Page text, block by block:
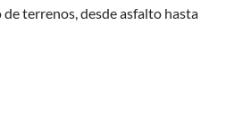
terrenos, desde asfalto hasta